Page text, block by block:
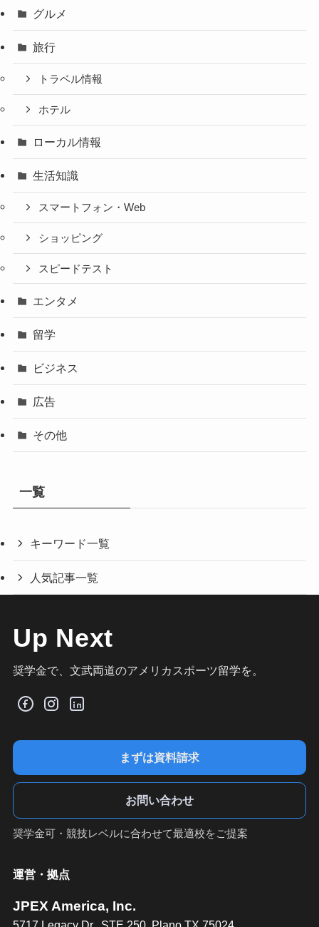
グルメ
旅行
トラベル情報
ホテル
ローカル情報
生活知識
スマートフォン・Web
ショッピング
スピードテスト
エンタメ
留学
ビジネス
広告
その他
一覧
キーワード一覧
人気記事一覧
Up Next
奨学金で、文武両道のアメリカスポーツ留学を。
まずは資料請求
お問い合わせ
奨学金可・競技レベルに合わせて最適校をご提案
運営・拠点
JPEX America, Inc.